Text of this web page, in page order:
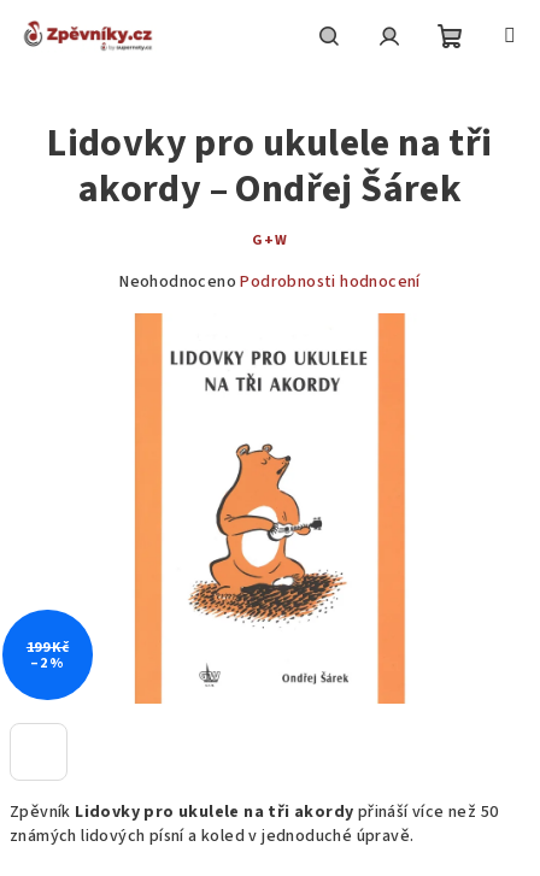
košík
Zpěvník Lidovky pro ukulele na tři akordy přináší více než 50
známých lidových písní a koled v jednoduché úpravě.
Lidovky pro ukulele na tři
akordy – Ondřej Šárek
G+W
Průměrné
Neohodnoceno Podrobnosti hodnocení
199 Kč
–2 %